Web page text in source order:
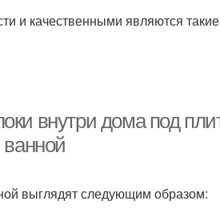
и качественными являются
внутри дома под
ванной
выглядят следующим образом: